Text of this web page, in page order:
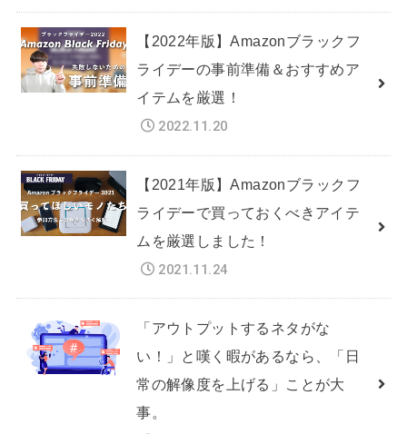
【2022年版】Amazonブラックフ
ライデーの事前準備＆おすすめア
イテムを厳選！
2022.11.20
【2021年版】Amazonブラックフ
ライデーで買っておくべきアイテ
ムを厳選しました！
2021.11.24
「アウトプットするネタがな
い！」と嘆く暇があるなら、「日
常の解像度を上げる」ことが大
事。